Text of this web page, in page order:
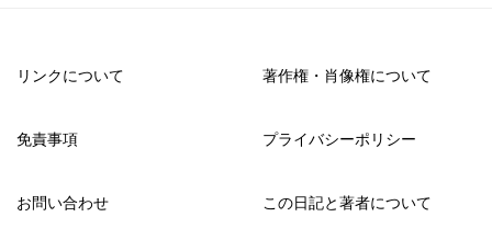
リンクについて 著作権・肖像権について
免責事項 プライバシーポリシー
お問い合わせ この日記と著者について